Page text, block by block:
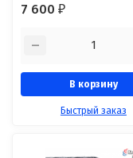
7 600₽
В корзину
Быстрый заказ